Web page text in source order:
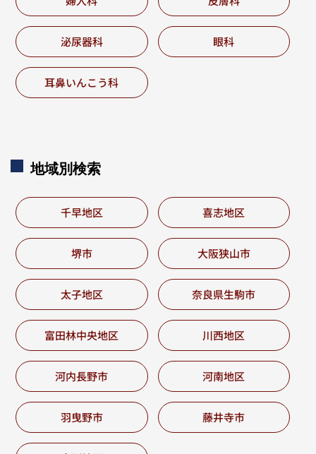
泌尿器科 眼科
耳鼻いんこう科
地域別検索
千早地区 喜志地区
堺市 大阪狭山市
太子地区 奈良県生駒市
富田林中央地区 川西地区
河内長野市 河南地区
羽曳野市 藤井寺市